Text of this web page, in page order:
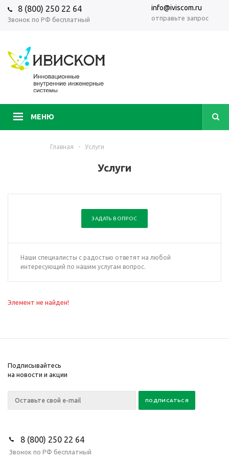
8 (800) 250 22 64
Звонок по РФ бесплатный
info@iviscom.ru
отправьте запрос
МЕНЮ
Главная - Услуги
Услуги
ЗАДАТЬ ВОПРОС
Наши специалисты с радостью ответят на любой
интересующий по нашим услугам вопрос.
Элемент не найден!
Подписывайтесь
на новости и акции
8 (800) 250 22 64
Звонок по РФ бесплатный